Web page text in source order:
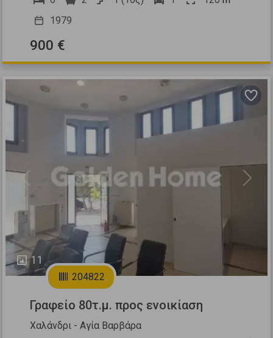
1979
900 €
11
Previous Next
204822
Γραφείο 80τ.μ. προς ενοικίαση
Χαλάνδρι - Αγία Βαρβάρα